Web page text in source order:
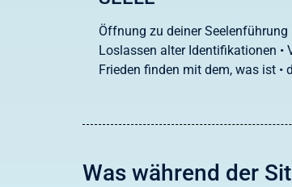
Öffnung zu deiner Seelenführung
Loslassen alter Identifikationen •
Frieden finden mit dem, was ist •
Was während der